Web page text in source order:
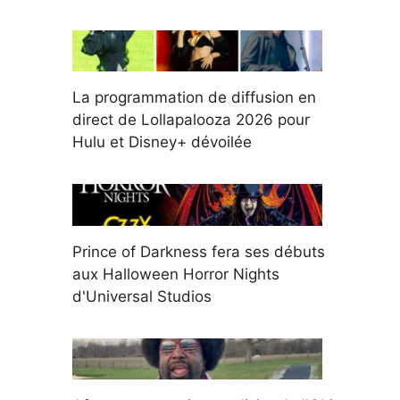
La programmation de diffusion en
direct de Lollapalooza 2026 pour
Hulu et Disney+ dévoilée
Prince of Darkness fera ses débuts
aux Halloween Horror Nights
d'Universal Studios